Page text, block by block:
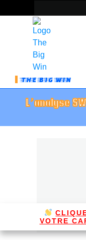
THE BIG WIN
L’analyse
VOTRE